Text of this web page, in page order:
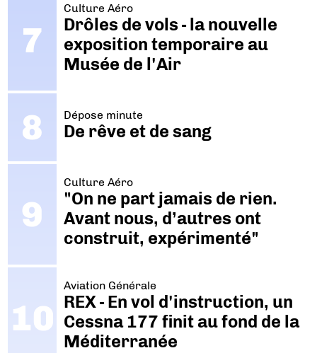
Culture Aéro
Drôles de vols - la nouvelle
exposition temporaire au
Musée de l'Air
Dépose minute
De rêve et de sang
Culture Aéro
"On ne part jamais de rien.
Avant nous, d’autres ont
construit, expérimenté"
Aviation Générale
REX - En vol d'instruction, un
Cessna 177 finit au fond de la
Méditerranée